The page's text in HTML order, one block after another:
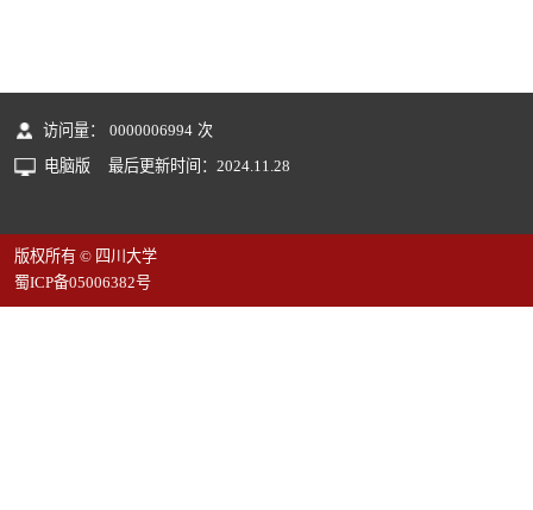
访问量： 0000006994 次
电脑版
最后更新时间： 2024. 11 28
版权所有 © 四川大学
蜀ICP备05006382号